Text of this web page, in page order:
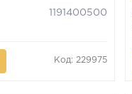
1191400500
Код: 229975